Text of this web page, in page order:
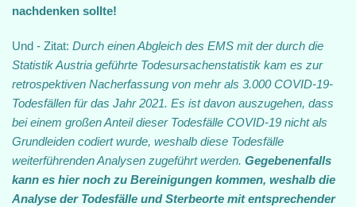
nachdenken sollte!
Und - Zitat: Durch einen Abgleich des EMS mit der durch die
Statistik Austria geführte Todesursachenstatistik kam es zur
retrospektiven Nacherfassung von mehr als 3.000 COVID-19-
Todesfällen für das Jahr 2021. Es ist davon auszugehen, dass
bei einem großen Anteil dieser Todesfälle COVID-19 nicht als
Grundleiden codiert wurde, weshalb diese Todesfälle
weiterführenden Analysen zugeführt werden. Gegebenenfalls
kann es hier noch zu Bereinigungen kommen, weshalb die
Analyse der Todesfälle und Sterbeorte mit entsprechender